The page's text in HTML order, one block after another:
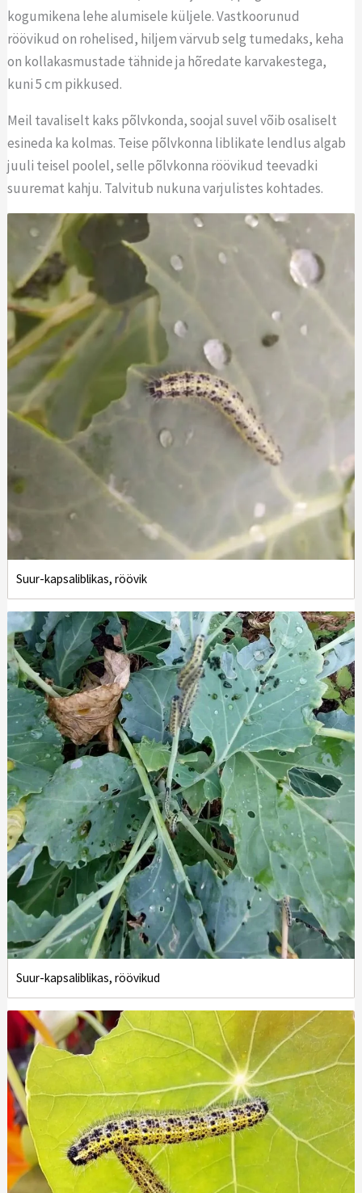
kogumikena lehe alumisele küljele. Vastkoorunud
röövikud on rohelised, hiljem värvub selg tumedaks, keha
on kollakasmustade tähnide ja hõredate karvakestega,
kuni 5 cm pikkused.
Meil tavaliselt kaks põlvkonda, soojal suvel võib osaliselt
esineda ka kolmas. Teise põlvkonna liblikate lendlus algab
juuli teisel poolel, selle põlvkonna röövikud teevadki
suuremat kahju. Talvitub nukuna varjulistes kohtades.
Suur-kapsaliblikas, röövik
Suur-kapsaliblikas, röövikud